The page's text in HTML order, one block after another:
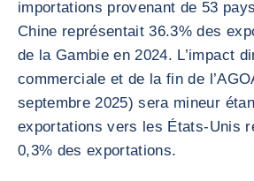
importations provenant de 53
Chine représentait 36.3% des
de la Gambie en 2024. L’impact
commerciale et de la fin de
septembre 2025) sera mineur
exportations vers les États-Unis
0,3% des exportations.